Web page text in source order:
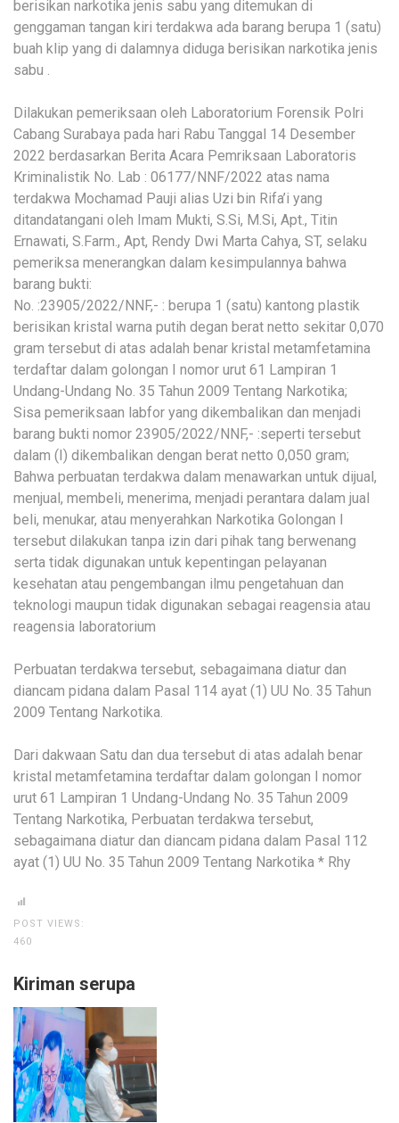
berisikan narkotika jenis sabu yang ditemukan di
genggaman tangan kiri terdakwa ada barang berupa 1 (satu)
buah klip yang di dalamnya diduga berisikan narkotika jenis
sabu .
Dilakukan pemeriksaan oleh Laboratorium Forensik Polri
Cabang Surabaya pada hari Rabu Tanggal 14 Desember
2022 berdasarkan Berita Acara Pemriksaan Laboratoris
Kriminalistik No. Lab : 06177/NNF/2022 atas nama
terdakwa Mochamad Pauji alias Uzi bin Rifa’i yang
ditandatangani oleh Imam Mukti, S.Si, M.Si, Apt., Titin
Ernawati, S.Farm., Apt, Rendy Dwi Marta Cahya, ST, selaku
pemeriksa menerangkan dalam kesimpulannya bahwa
barang bukti:
No. :23905/2022/NNF,- : berupa 1 (satu) kantong plastik
berisikan kristal warna putih degan berat netto sekitar 0,070
gram tersebut di atas adalah benar kristal metamfetamina
terdaftar dalam golongan I nomor urut 61 Lampiran 1
Undang-Undang No. 35 Tahun 2009 Tentang Narkotika;
Sisa pemeriksaan labfor yang dikembalikan dan menjadi
barang bukti nomor 23905/2022/NNF,- :seperti tersebut
dalam (I) dikembalikan dengan berat netto 0,050 gram;
Bahwa perbuatan terdakwa dalam menawarkan untuk dijual,
menjual, membeli, menerima, menjadi perantara dalam jual
beli, menukar, atau menyerahkan Narkotika Golongan I
tersebut dilakukan tanpa izin dari pihak tang berwenang
serta tidak digunakan untuk kepentingan pelayanan
kesehatan atau pengembangan ilmu pengetahuan dan
teknologi maupun tidak digunakan sebagai reagensia atau
reagensia laboratorium
Perbuatan terdakwa tersebut, sebagaimana diatur dan
diancam pidana dalam Pasal 114 ayat (1) UU No. 35 Tahun
2009 Tentang Narkotika.
Dari dakwaan Satu dan dua tersebut di atas adalah benar
kristal metamfetamina terdaftar dalam golongan I nomor
urut 61 Lampiran 1 Undang-Undang No. 35 Tahun 2009
Tentang Narkotika, Perbuatan terdakwa tersebut,
sebagaimana diatur dan diancam pidana dalam Pasal 112
ayat (1) UU No. 35 Tahun 2009 Tentang Narkotika * Rhy
POST VIEWS:
460
Kiriman serupa